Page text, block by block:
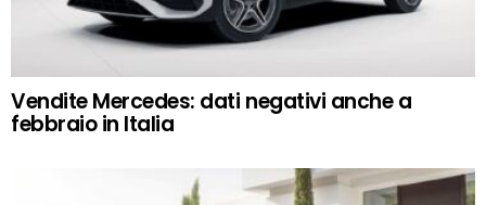
Vendite Mercedes: dati negativi anche a
febbraio in Italia